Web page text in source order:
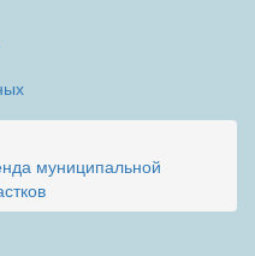
муниципальной